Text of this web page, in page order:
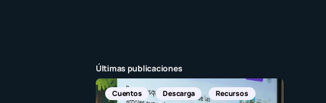
Últimas publicaciones
Cuentos Descarga Recursos